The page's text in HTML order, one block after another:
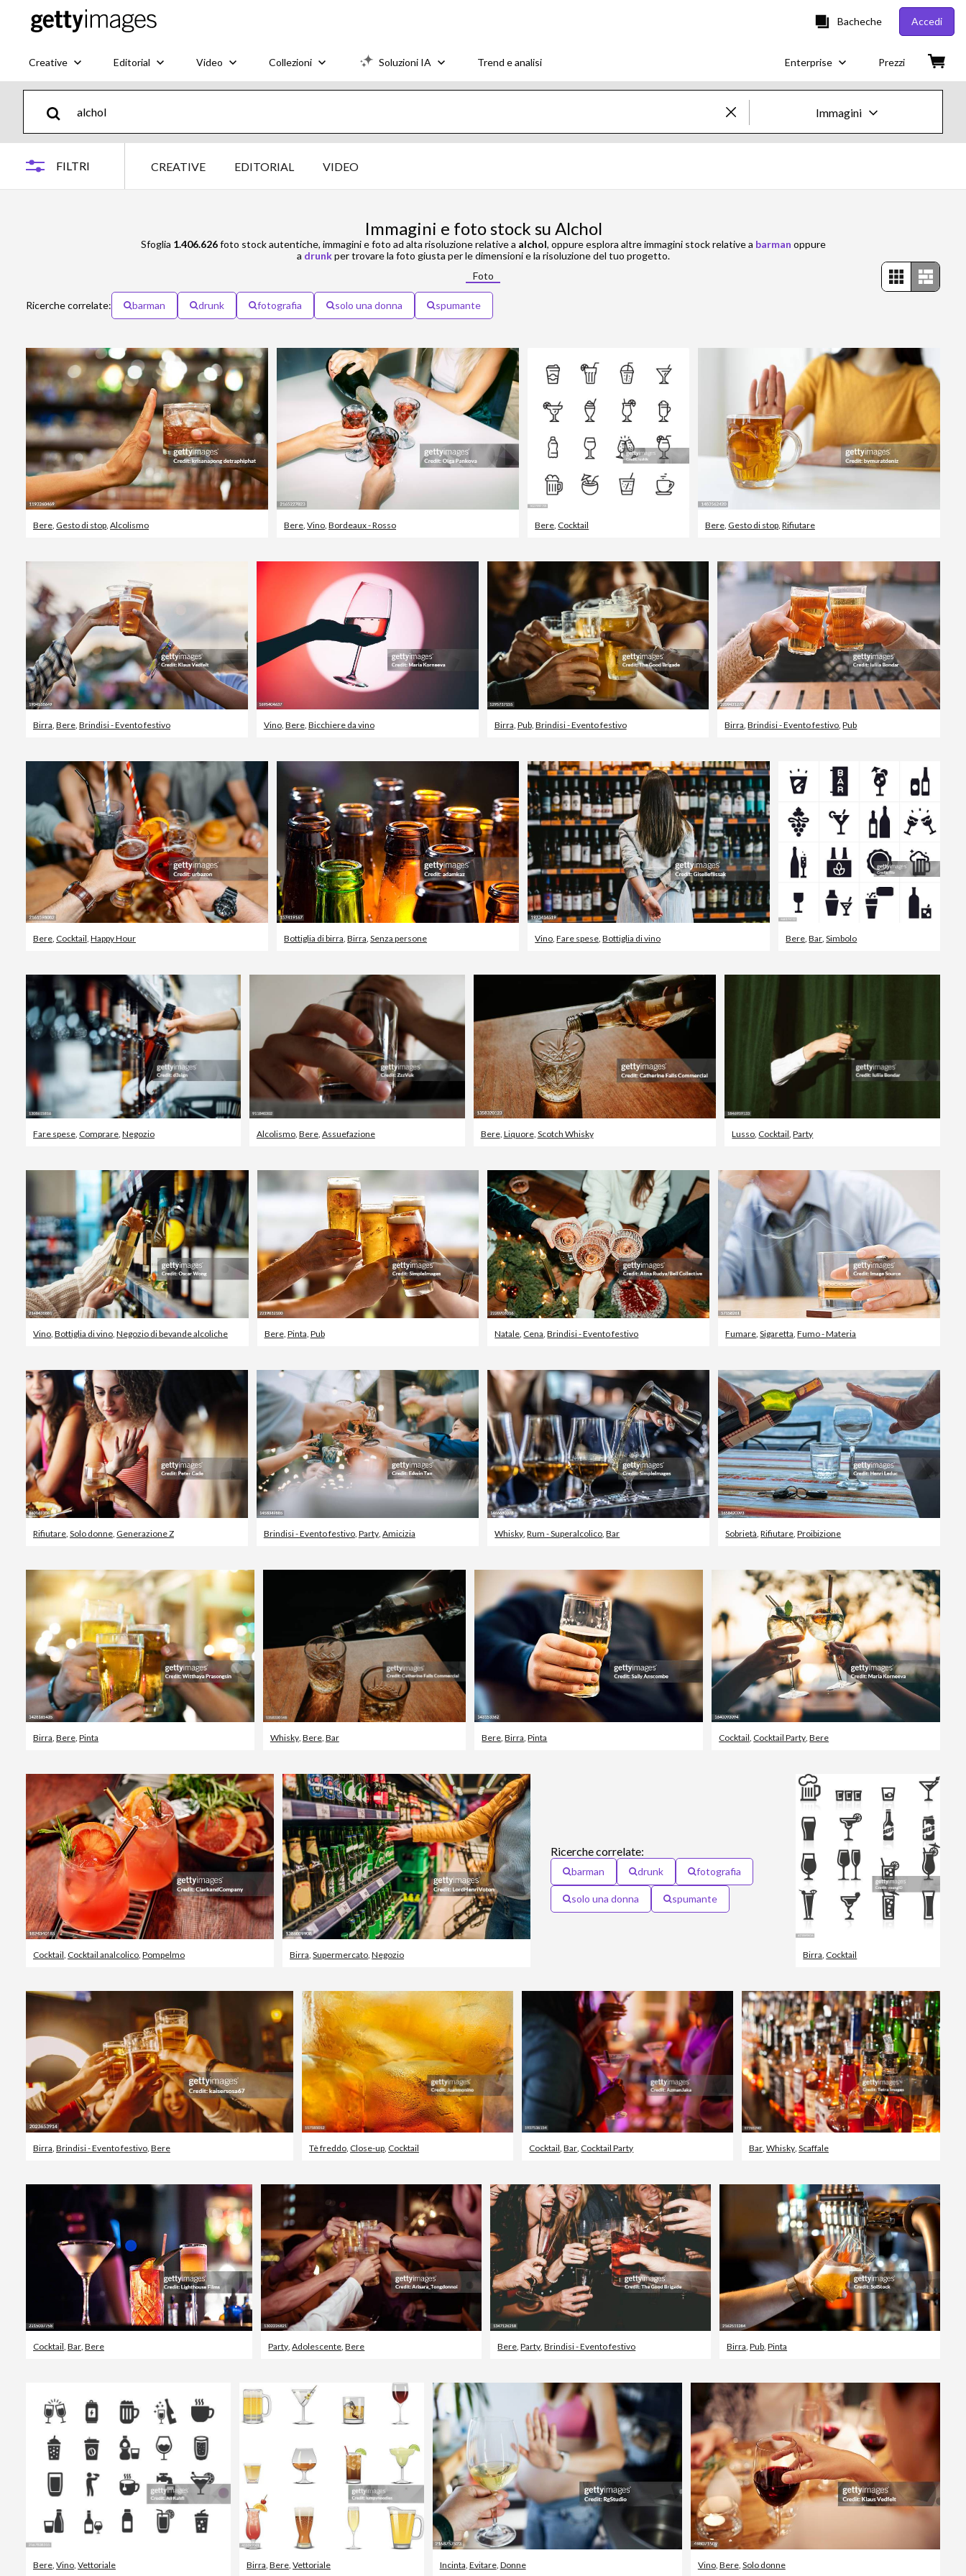
Bacheche Accedi
Creative Editorial Video Collezioni Soluzioni IA Trend e analisi Enterprise Prezzi
Immagini
Editorial
FILTRI CREATIVE EDITORIAL VIDEO
Immagini e foto stock su Alchol
Sfoglia 1.406.626foto stock autentiche, immagini e foto ad alta risoluzione relative a alchol, oppure esplora altre immagini stock relative a barman oppure
a drunkper trovare la foto giusta per le dimensioni e la risoluzione del tuo progetto.
Foto
Ricerche correlate: barman drunk fotografia solo una donna spumante
Bere Gesto di stop Alcolismo Bere ,Vino ,Bordeaux - Rosso Bere Cocktail Bere, Gesto di stop, Rifiutare
Birra, Bere, Brindisi - Evento festivo Vino, Bere, Bicchiere da vino Birra, Pub, Brindisi - Evento festivo Birra,Brindisi - Evento festivo,Pub
Bere Cocktail Happy Hour Bottiglia di birra ,Birra ,Senza persone Vino ,Fare spese ,Bottiglia di vino Bere ,Bar ,Simbolo
Fare spese Comprare Negozio Alcolismo, Bere, Assuefazione Bere, Liquore, Scotch Whisky Lusso Cocktail ,Party
Vino, Bottiglia di vino, Negozio di bevande alcoliche Bere, Pinta, Pub Natale, Cena,Brindisi - Evento festivo Fumare,Sigaretta,Fumo - Materia
Rifiutare Solo donne Generazione Z Brindisi - Evento festivo, Party, Amicizia Whisky ,Rum - Superalcolico ,Bar Sobrietà ,Rifiutare ,Proibizione
Birra, Bere, Pinta Whisky, Bere, Bar Bere,Birra,Pinta Cocktail, Cocktail Party,Bere
Cocktail, Cocktail analcolico, Pompelmo Birra,Supermercato,Negozio
Ricerche correlate:
barman drunk fotografia
solo una donna spumante
Birra, Cocktail
Birra Brindisi - Evento festivo Bere Tè freddo Close-up Cocktail Cocktail ,Bar Cocktail Party Bar Whisky Scaffale
Cocktail, Bar, Bere Party,Adolescente,Bere Bere,Party,Brindisi - Evento festivo Birra,Pub,Pinta
Bere, Vino, Vettoriale Birra,Bere,Vettoriale Incinta, Evitare, Donne Vino, Bere, Solo donne